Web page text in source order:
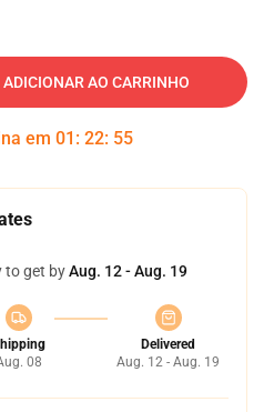
ADICIONAR AO CARRINHO
em 01 : 22: 54
to get byAug. 12 - Aug. 19
08
Delivered
Aug. 12 - Aug. 19